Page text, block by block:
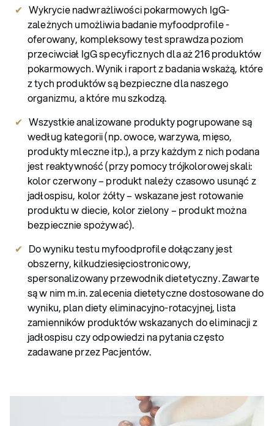
Wykrycie nadwrażliwości pokarmowych IgG-
zależnych umożliwia badanie myfoodprofile -
oferowany, kompleksowy test sprawdza poziom
przeciwciał IgG specyficznych dla aż 216 produktów
pokarmowych. Wynik i raport z badania wskażą, które
z tych produktów są bezpieczne dla naszego
organizmu, a które mu szkodzą.
Wszystkie analizowane produkty pogrupowane są
według kategorii (np. owoce, warzywa, mięso,
produkty mleczne itp.), a przy każdym z nich podana
jest reaktywność (przy pomocy trójkolorowej skali:
kolor czerwony – produkt należy czasowo usunąć z
jadłospisu, kolor żółty – wskazane jest rotowanie
produktu w diecie, kolor zielony – produkt można
bezpiecznie spożywać).
Do wyniku testu myfoodprofile dołączany jest
obszerny, kilkudziesięciostronicowy,
spersonalizowany przewodnik dietetyczny. Zawarte
są w nim m.in. zalecenia dietetyczne dostosowane do
wyniku, plan diety eliminacyjno-rotacyjnej, lista
zamienników produktów wskazanych do eliminacji z
jadłospisu czy odpowiedzi na pytania często
zadawane przez Pacjentów.